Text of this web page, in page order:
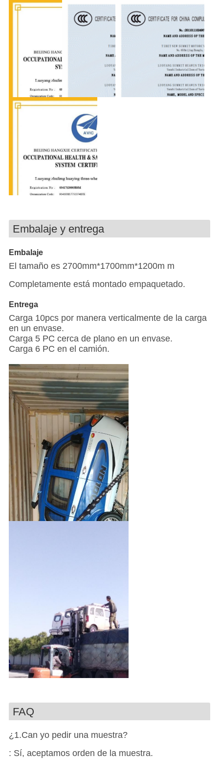
Embalaje y entrega
Embalaje
El tamaño es 2700mm*1700mm*1200m m
Completamente está montado empaquetado.
Entrega
Carga 10pcs por manera verticalmente de la carga
en un envase.
Carga 5 PC cerca de plano en un envase.
Carga 6 PC en el camión.
FAQ
¿1.Can yo pedir una muestra?
: Sí, aceptamos orden de la muestra.